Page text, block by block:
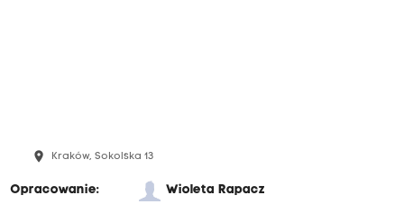
place Kraków, Sokolska 13
Opracowanie: Wioleta Rapacz